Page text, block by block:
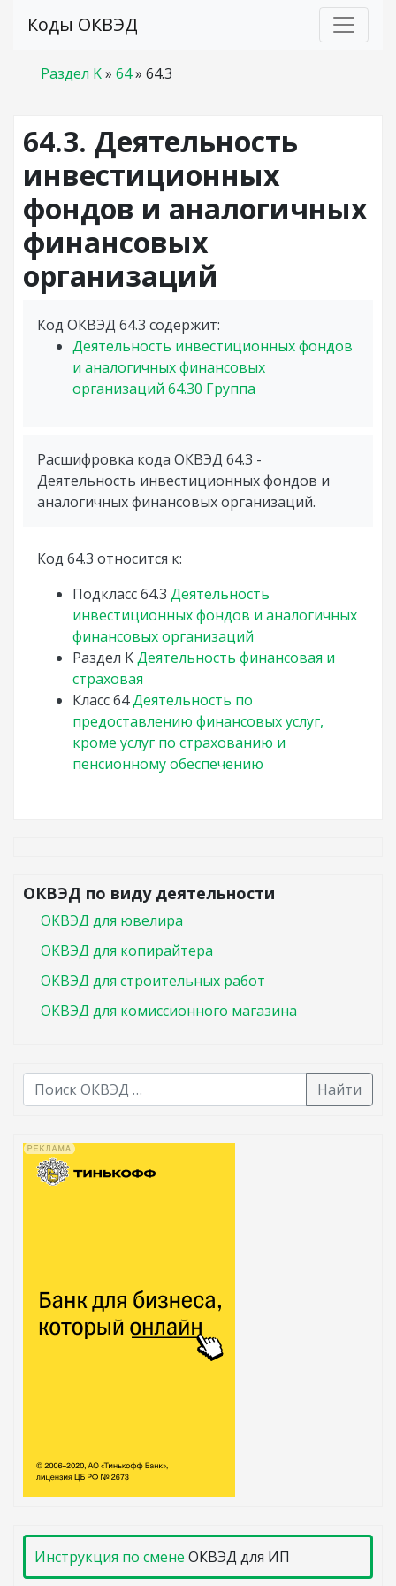
Коды ОКВЭД
Раздел K» 64» 64.3
64.3. Деятельность
инвестиционных
фондов и аналогичных
финансовых
организаций
Код ОКВЭД 64.3 содержит:
Деятельность инвестиционных фондов
и аналогичных финансовых
организаций 64.30 Группа
Расшифровка кода ОКВЭД 64.3 -
Деятельность инвестиционных фондов и
аналогичных финансовых организаций.
Код 64.3 относится к:
Подкласс64.3 Деятельность
инвестиционных фондов и аналогичных
финансовых организаций
Раздел KДеятельность финансовая и
страховая
Класс64Деятельность по
предоставлению финансовых услуг,
кроме услуг по страхованию и
пенсионному обеспечению
ОКВЭД по виду деятельности
ОКВЭД для ювелира
ОКВЭД для копирайтера
ОКВЭД для строительных работ
ОКВЭД для комиссионного магазина
Найти
В списке найденных результатов используйте
Инструкция по смене ОКВЭД для ИП